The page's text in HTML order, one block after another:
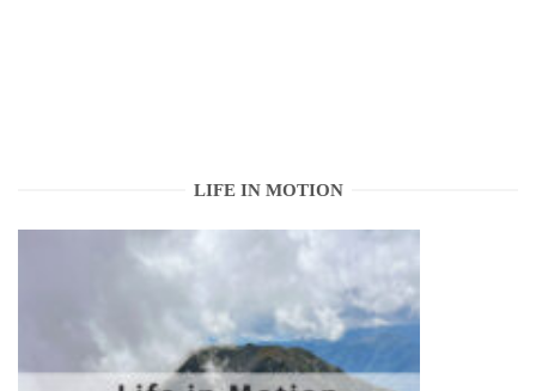
LIFE IN MOTION